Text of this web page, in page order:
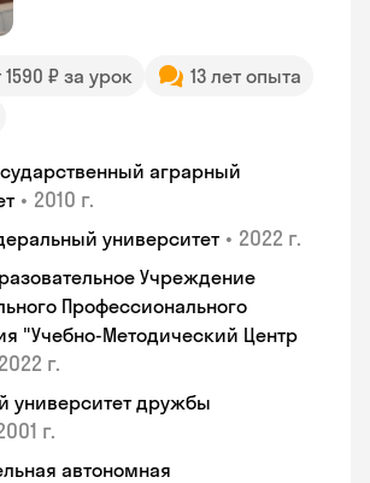
1590 ₽ за урок
13 лет опыта
аграрный
• 2010 г.
университет • 2022 г.
Учреждение
Профессионального
"Учебно-Методический Центр
2022 г.
университет дружбы
г.
автономная